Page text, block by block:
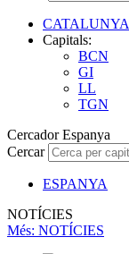
CATALUNYA
Capitals:
BCN
GI
LL
TGN
Cercador Espanya
Cercar
ESPANYA
NOTÍCIES
Més: NOTÍCIES